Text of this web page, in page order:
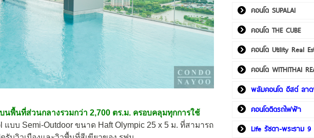
นพื้นที่ส่วนกลางรวมกว่า 2,700 ตร.ม. ครอบคลุมทุกการใช้
บบ Semi-Outdoor ขนาด Haft Olympic 25 x 5 ม. ที่สามารถ
คอนโด SUPALAI
คอนโด THE CUBE
คอนโด Utility Real
คอนโด WITHITHAI
พลัมคอนโด อีสต์ ลา
คอนโดติดรถไฟฟ้า
Life รัชดา-พระราม 9